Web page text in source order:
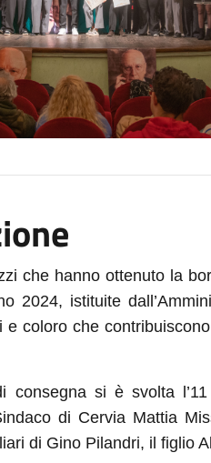
che hanno ottenuto la
2024, istituite
e coloro che
consegna si è svolta l’11
di Cervia Mattia
di Gino Pilandri, il figlio